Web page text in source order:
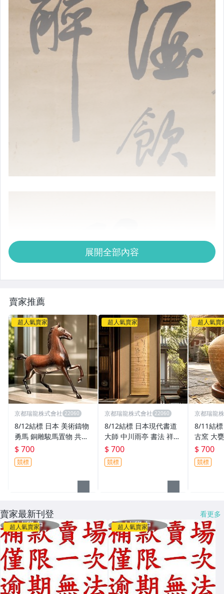
展開全部內容
賣家推薦
超人氣賣家
京都瑞龍株式會社
8/12結標 日本 美術鑄物
勇馬 銅雕駿馬置物 共箱
金工 BEH0205 --搜索用
金工 日本 作家共箱 佛像
佛具 開運 收藏 老件 居
$ 700
競標
超人氣賣家
京都瑞龍株式會社
8/12結標 日本現代書道
大師 中川雨亭 書法 祥雲
浮紫閣 喜氣繞朱軒 自題
原供箱 XED0715 --搜索
用 書法 書道 日本 原供
$ 700
競標
超人氣賣
京都瑞龍
8/11結
古窯 大
茶室擺
索用 柴
董 收藏
$ 700
競標
賣家最新刊登 看更多
超人氣賣家 超人氣賣家